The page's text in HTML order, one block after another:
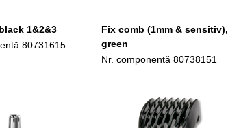
1&2&3
80731615
Fix comb (1mm & sensitiv),
green
Nr. componentă 80738151